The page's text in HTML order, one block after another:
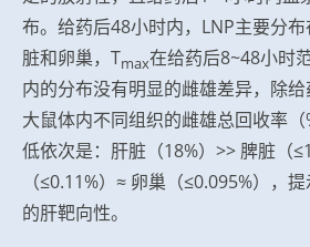
布。给药后48小时内，LNP主要分
脏和卵巢，Tmax在给药后8~48小时
内的分布没有明显的雌雄差异，除
大鼠体内不同组织的雌雄总回收率
低依次是：肝脏（18%）>> 脾脏（
（≤0.11%）≈ 卵巢（≤0.095%），
的肝靶向性。